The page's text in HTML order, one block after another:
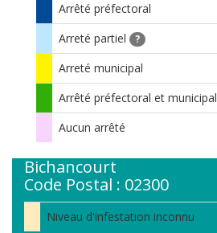
Arrêté préfectoral
Arreté partiel
?
Arreté municipal
Arrêté préfectoral et municipal
Aucun arrêté
Bichancourt
Code Postal : 02300
Niveau d'infestation inconnu